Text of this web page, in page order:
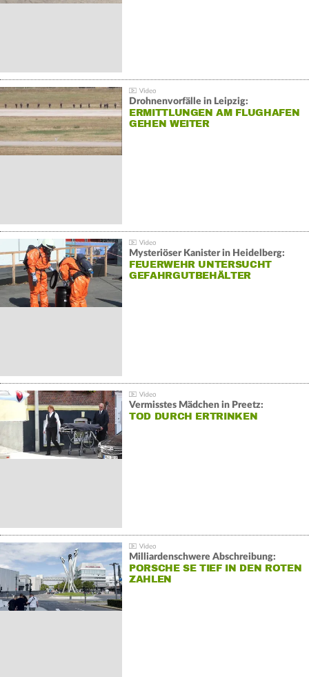
Drohnenvorfälle in Leipzig:
ERMITTLUNGEN AM FLUGHAFEN
GEHEN WEITER
Mysteriöser Kanister in Heidelberg:
FEUERWEHR UNTERSUCHT
GEFAHRGUTBEHÄLTER
Vermisstes Mädchen in Preetz:
TOD DURCH ERTRINKEN
Milliardenschwere Abschreibung:
PORSCHE SE TIEF IN DEN ROTEN
ZAHLEN